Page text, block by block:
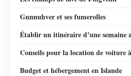
Gunnuhver et ses fumerolles
Établir un itinéraire d’une semaine
Conseils pour la location de voiture
Budget et hébergement en Islande